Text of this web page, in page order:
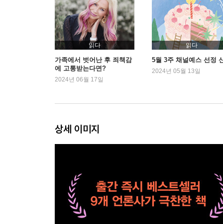
10. 무너진 마음을 내 손으로 복구하기 225
11. 공감과 자기애의 힘 245
12. 불완전해질 용기 263
3부 선을 넘는 사람들에게서 나를 지키려면
13. 보복 가능성 279
맺음말 자립으로 얻는 새로운 삶 345
후주 369
읽다
가족에서 벗어난 후 죄책감
에 고통받는다면?
2024년 06월 17일
읽다
5월 3주 채널예스 선정
2024년 05월 13일
상세 이미지